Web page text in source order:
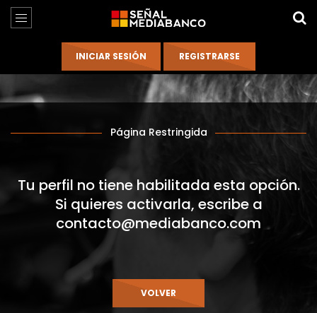
Página Restringida
Tu perfil no tiene habilitada esta opción.
Si quieres activarla, escribe a
contacto@mediabanco.com